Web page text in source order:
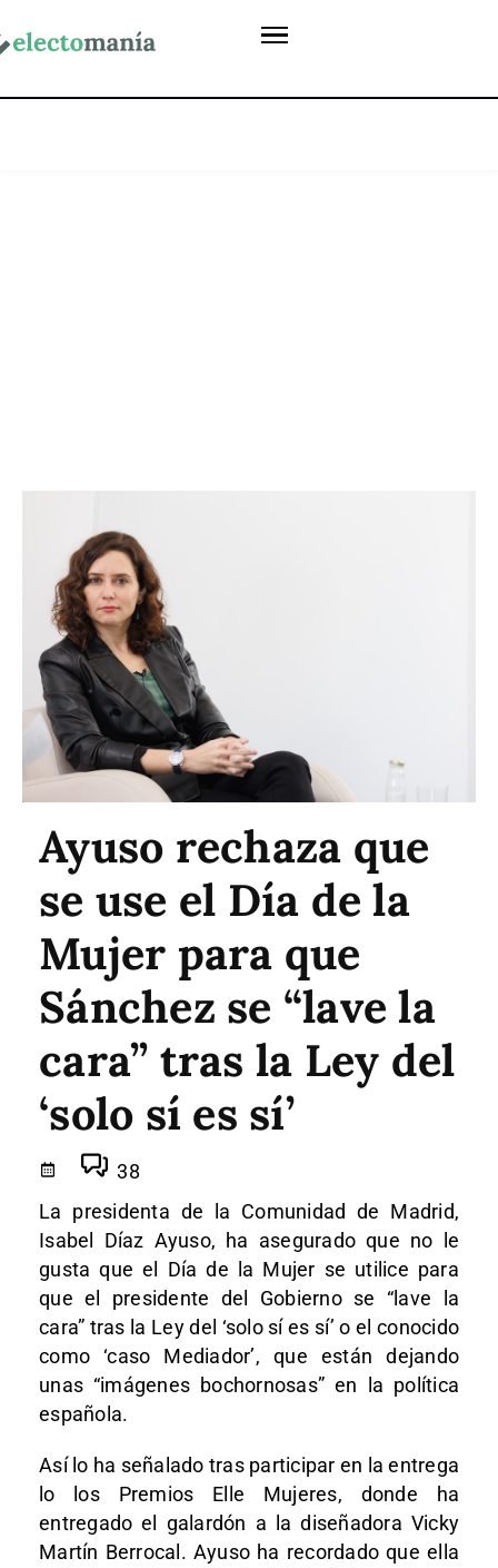
Ayuso rechaza que
se use el Día de la
Mujer para que
Sánchez se “lave la
cara” tras la Ley del
‘solo sí es sí’
38
La presidenta de la Comunidad de Madrid,
Isabel Díaz Ayuso, ha asegurado que no le
gusta que el Día de la Mujer se utilice para
que el presidente del Gobierno se “lave la
cara” tras la Ley del ‘solo sí es sí’ o el conocido
como ‘caso Mediador’, que están dejando
unas “imágenes bochornosas” en la política
española.
Así lo ha señalado tras participar en la entrega
lo los Premios Elle Mujeres, donde ha
entregado el galardón a la diseñadora Vicky
Martín Berrocal. Ayuso ha recordado que ella